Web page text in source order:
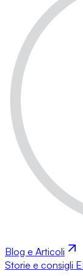
Blog e Articoli
Storie e consigli